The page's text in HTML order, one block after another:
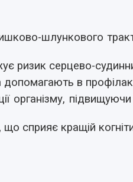
шлункового
ризик серцево-
в
організму,
сприяє кращій